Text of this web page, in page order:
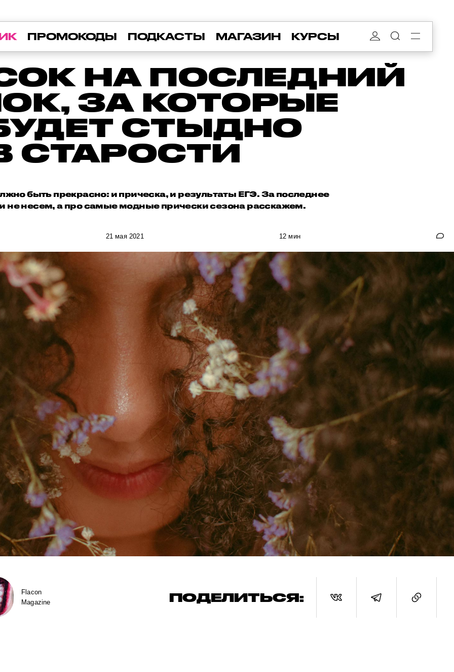
ПРОМОКОДЫ ПОДКАСТЫ МАГАЗИН КУРСЫ
НА ПОСЛЕДНИЙ
ЗА КОТОРЫЕ
СТЫДНО
СТАРОСТИ
быть прекрасно: и прическа, и результаты ЕГЭ. За последнее
не несем, а про самые модные прически сезона расскажем.
21 мая 2021 12 мин
Flacon
Magazine
ПОДЕЛИТЬСЯ: